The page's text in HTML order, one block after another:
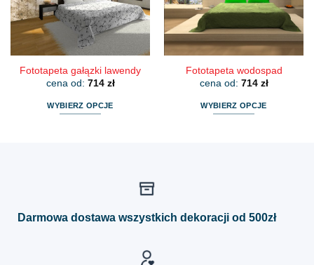
na
stronie
produktu
na
stronie
produktu
Fototapeta gałązki lawendy
cena od: 714 zł
WYBIERZ OPCJE
Fototapeta wodospad
cena od: 714 zł
WYBIERZ OPCJE
można
Darmowa dostawa wszystkich dekoracji od 500zł